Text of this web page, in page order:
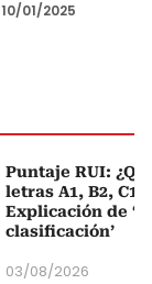
10/01/2025
Puntaje RUI:
letras A1, B2, C1
Explicación de
clasificación’
03/08/2026